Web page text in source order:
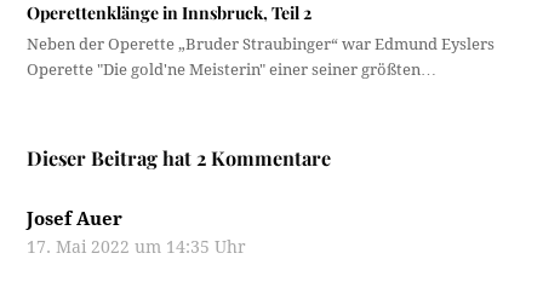
Operettenklänge in Innsbruck, Teil 2
Neben der Operette „Bruder Straubinger“ war Edmund Eyslers
Operette "Die gold'ne Meisterin" einer seiner größten…
Dieser Beitrag hat 2 Kommentare
Josef Auer
17. Mai 2022 um 14:35 Uhr